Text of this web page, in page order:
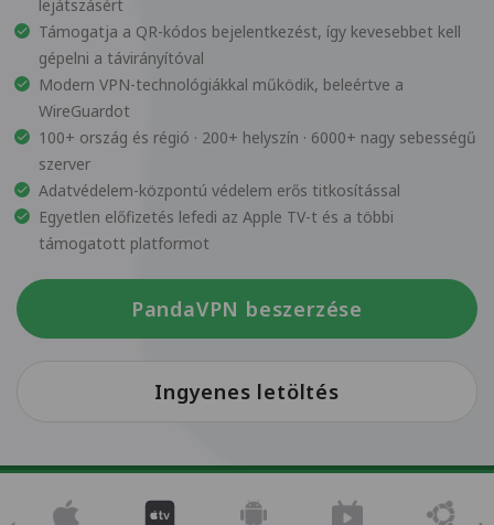
lejátszásért
Támogatja a QR-kódos bejelentkezést, így kevesebbet kell
gépelni a távirányítóval
Modern VPN-technológiákkal működik, beleértve a
WireGuardot
100+ ország és régió · 200+ helyszín · 6000+ nagy sebességű
szerver
Adatvédelem-központú védelem erős titkosítással
Egyetlen előfizetés lefedi az Apple TV-t és a többi
támogatott platformot
PandaVPN beszerzése
Ingyenes letöltés